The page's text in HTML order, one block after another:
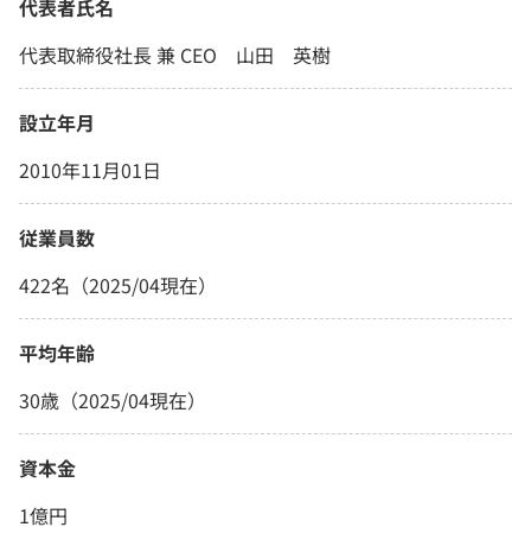
代表者氏名
代表取締役社長 兼 CEO 山田 英樹
設立年月
2010年11月01日
従業員数
422名（2025/04現在）
平均年齢
30歳（2025/04現在）
資本金
1億円